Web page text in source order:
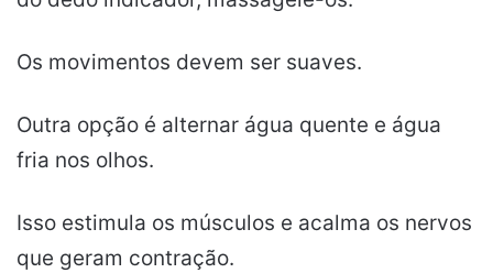
Os movimentos devem ser suaves.
Outra opção é alternar água quente e água
fria nos olhos.
Isso estimula os músculos e acalma os nervos
que geram contração.